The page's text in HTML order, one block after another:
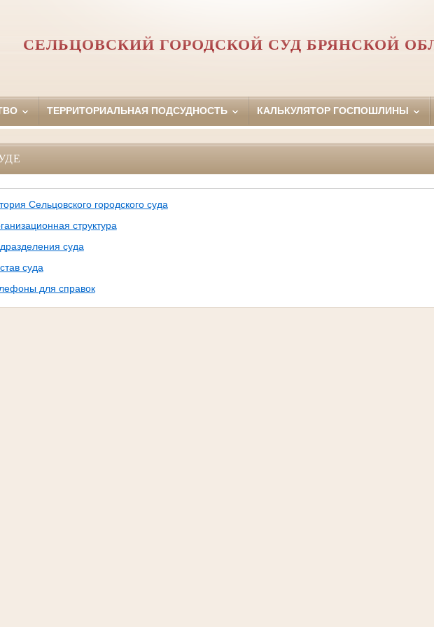
СЕЛЬЦОВСКИЙ ГОРОДСКОЙ СУД БРЯНСКОЙ
ТЕРРИТОРИАЛЬНАЯ ПОДСУДНОСТЬ КАЛЬКУЛЯТОР ГОСПОШЛИНЫ
Сельцовского городского суда
структура
суда
суда
для справок